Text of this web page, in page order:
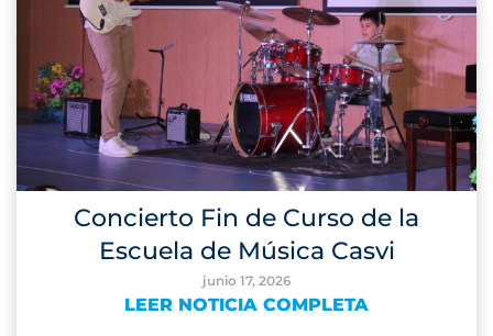
Concierto Fin de Curso de la
Escuela de Música Casvi
junio 17, 2026
LEER NOTICIA COMPLETA